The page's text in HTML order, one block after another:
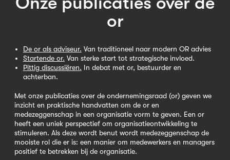
or
De or als adviseur. Van traditioneel naar modern OR advies
Startende or. Van sterke start tot strategische invloed.
Pittig discussiëren. In debat met or, bestuurder en
achterban.
Met onze publicaties over de ondernemingsraad (or) geven we
inzicht en praktische handvatten om de or en
medezeggenschap in een organisatie vorm te geven. Een or
heeft een uniek perspectief om organisatieontwikkeling te
stimuleren. Als deze wordt benut wordt medezeggenschap de
mooiste rol die er is: een manier om medewerkers en managers
positief te betrekken bij de organisatie.